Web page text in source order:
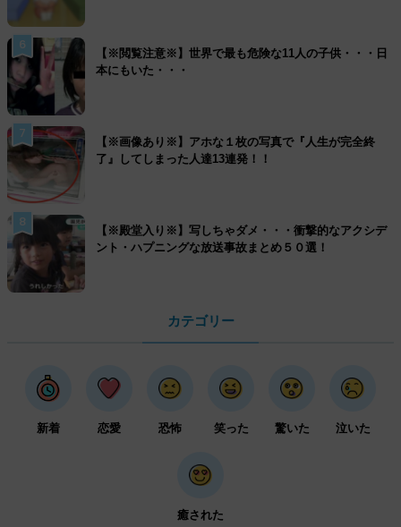
6
【※閲覧注意※】世界で最も危険な11人の子供・・・日
本にもいた・・・
7
【※画像あり※】アホな１枚の写真で『人生が完全終
了』してしまった人達13連発！！
8
【※殿堂入り※】写しちゃダメ・・・衝撃的なアクシデ
ント・ハプニングな放送事故まとめ５０選！
カテゴリー
新着 恋愛 恐怖 笑った 驚いた 泣いた
癒された